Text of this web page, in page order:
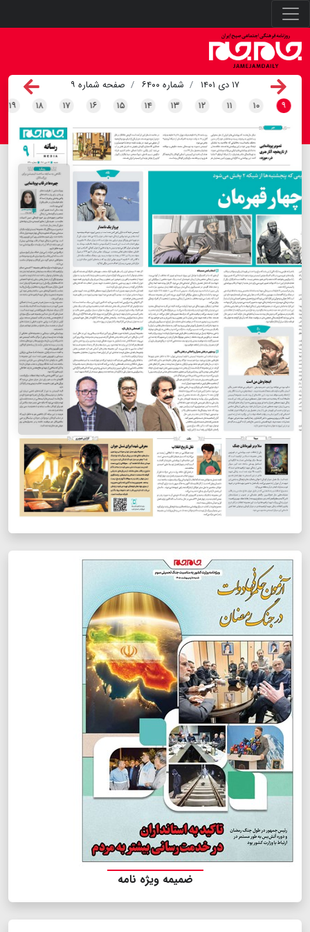
۱۷ دی ۱۴۰۱ شماره ۶۴۰۰
صفحه شماره ۹
۹ ۱۰ ۱۱ ۱۲ ۱۳ ۱۴ ۱۵ ۱۶ ۱۷ ۱۸ ۱۹
ضمیمه ویژه نامه